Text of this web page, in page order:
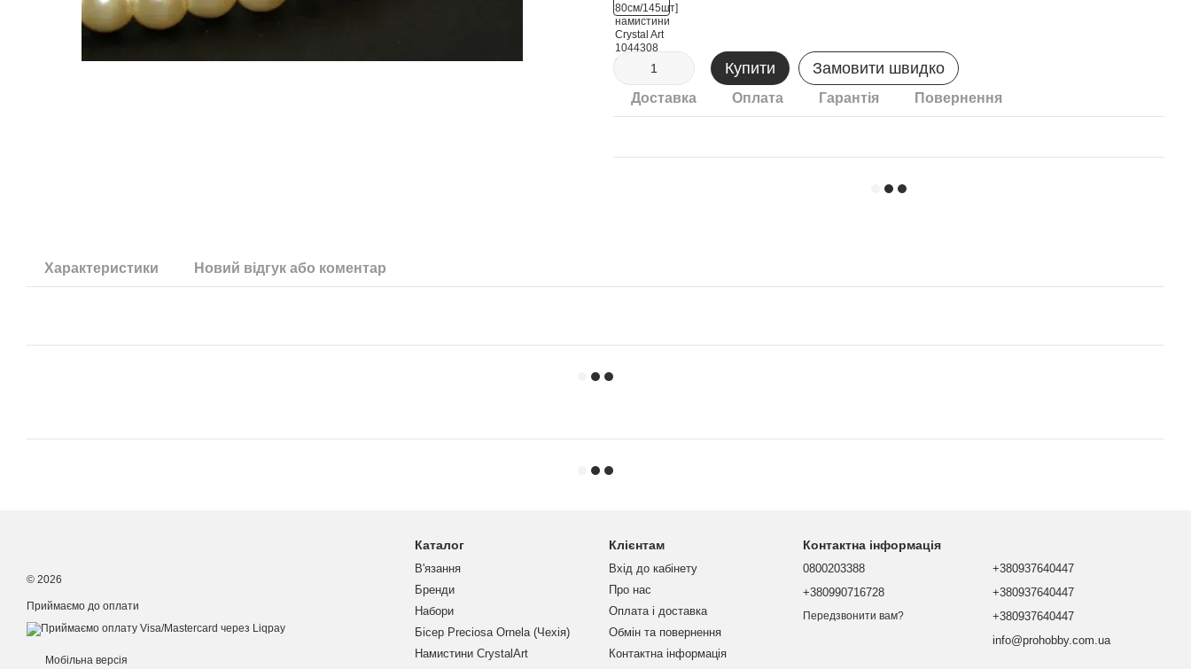
Купити Замовити швидко
Доставка Оплата Гарантія Повернення
Характеристики Новий відгук або коментар
© 2026
Приймаємо до оплати
Мобільна версія
Каталог
В'язання
Бренди
Набори
Бісер Preciosa Ornela (Чехія)
Намистини CrystalArt
Клієнтам
Вхід до кабінету
Про нас
Оплата і доставка
Обмін та повернення
Контактна інформація
Контактна інформація
0800203388
+380990716728
Передзвонити вам?
+380937640447
+380937640447
+380937640447
info@prohobby.com.ua